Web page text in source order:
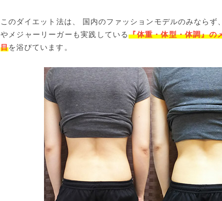
このダイエット法は、 国内のファッションモデルのみならず
やメジャーリーガーも実践している『体重・体型・体調』の
目を浴びています。